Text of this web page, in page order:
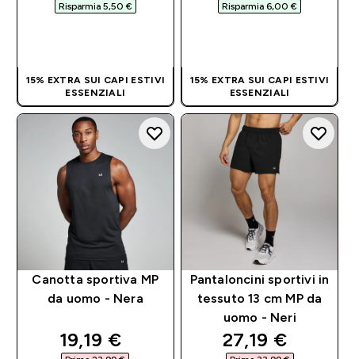
Risparmia 5,50 €‎
15% EXTRA SUI CAPI ESTIVI
ESSENZIALI
Risparmia 6,00 €‎
15% EXTRA SUI CAPI ESTIVI
ESSENZIALI
Canotta sportiva MP
da uomo - Nera
discounted price
19,19 €‎
Pantaloncini sportivi in
tessuto 13 cm MP da
uomo - Neri
discounted
27,19 €‎